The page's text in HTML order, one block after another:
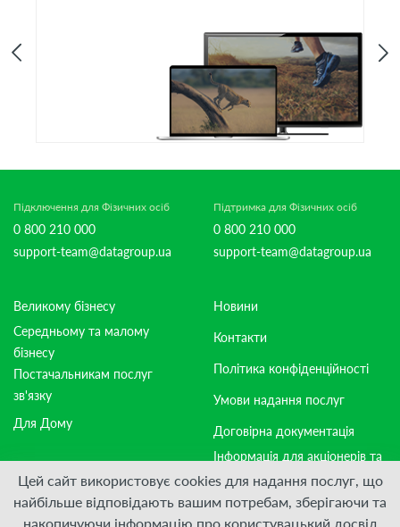
Підключення для Фізичних осіб
0 800 210 000
support-team@datagroup.ua
Підтримка для Фізичних осіб
0 800 210 000
support-team@datagroup.ua
Великому бізнесу
Середньому та малому
бізнесу
Постачальникам послуг
зв'язку
Для Дому
Новини
Контакти
Політика конфіденційності
Умови надання послуг
Договірна документація
Інформація для акціонерів та
стейкхолдерів
Цей сайт використовує cookies для надання послуг, що
найбільше відповідають вашим потребам, зберігаючи та
накопичуючи інформацію про користувацький досвід